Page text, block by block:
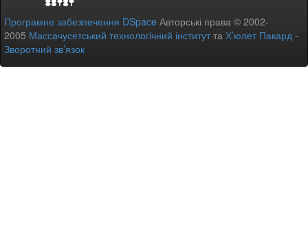
Програмне забезпечення DSpace Авторські права © 2002-
2005 Массачусетський технологічний інститутта Х’юлет Пакард -
Зворотний зв’язок